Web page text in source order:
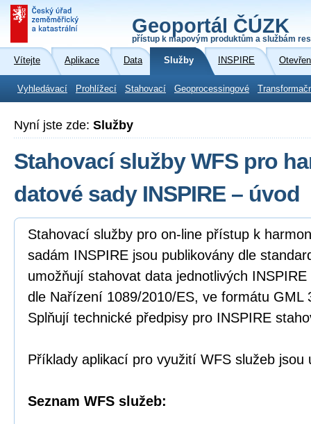
Geoportál ČÚZK
přístup k mapovým produktům a službám
Vítejte Aplikace Data Služby INSPIRE
Vyhledávací Prohlížecí Stahovací Geoprocessingové
Nyní jste zde: Služby
Stahovací služby WFS pro
datové sady INSPIRE – úvod
Stahovací služby pro on-line přístup k
sadám INSPIRE jsou publikovány dle
umožňují stahovat data jednotlivých
dle Nařízení 1089/2010/ES, ve formátu GML
Splňují technické předpisy pro INSPIRE
Příklady aplikací pro využití WFS služeb jsou
Seznam WFS služeb: